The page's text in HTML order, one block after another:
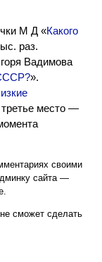
М Д«Какого
раз.
Вадимова
».
место —
своими
сайта —
сможет сделать